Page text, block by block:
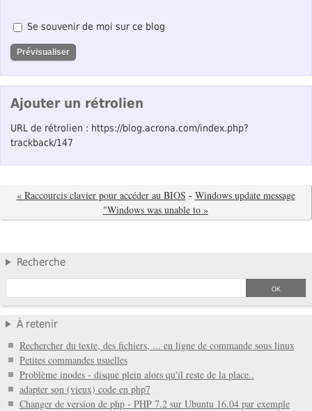
Se souvenir de moi sur ce blog
Ajouter un rétrolien
URL de rétrolien : https://blog.acrona.com/index.php?
trackback/147
« Raccourcis clavier pour accéder au BIOS - Windows update message
"Windows was unable to »
Recherche
À retenir
Rechercher du texte, des fichiers, ... en ligne de commande sous linux
Petites commandes usuelles
Problème inodes - disque plein alors qu'il reste de la place..
adapter son (vieux) code en php7
Changer de version de php - PHP 7.2 sur Ubuntu 16.04 par exemple